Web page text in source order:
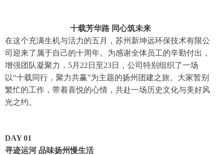
十载芳华路 同心筑未来
在这个充满生机与活力的五月，苏州新坤远环保技术有限公
司迎来了属于自己的十周年。为感谢全体员工的辛勤付出，
增强团队凝聚力，5月22日至23日，公司特别组织了一场
以“十载同行，聚力共赢”为主题的扬州团建之旅。大家暂别
繁忙的工作，带着喜悦的心情，共赴一场历史文化与美好风
光之约。
DAY 01
寻迹运河 品味扬州慢生活